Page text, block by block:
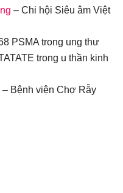
– Chi hội Siêu âm Việt
PSMA trong ung thư
trong u thần kinh
– Bệnh viện Chợ Rẫy